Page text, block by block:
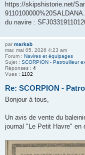
https://skipshistorie.net/
du navire :
par markab
mar. mai 05, 2026 4:23 am
Forum : Navires et équipages
Sujet : SCORPION - Patrouilleur
Réponses : 4
Vues : 1102
Re: SCORPION -
Bonjour à tous,
Un avis de vente du
journal "Le Petit Havre" en